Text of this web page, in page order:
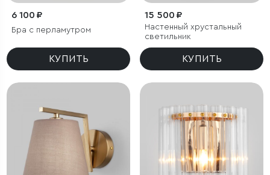
6 100 ₽
Бра с перламутром
КУПИТЬ
15 500 ₽
Настенный хрустальный
светильник
КУПИТЬ